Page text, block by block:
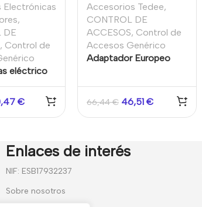
Electrónicas
,
DE
, Control de
eléctrico
cerrado
montaje
€
Accesorios Tedee,
CONTROL DE
ACCESOS, Control de
Accesos Genérico
Adaptador Europeo
Tedee PRO
66,44€ 46,51 €
Enlaces de interés
NIF: ESB17932237
Sobre nosotros